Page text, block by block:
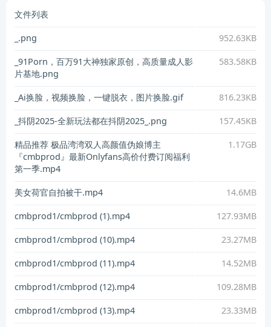
文件列表
_.png 952.63KB
_91Porn，百万91大神独家原创，高质量成人影
片基地.png
583.58KB
_Ai换脸，视频换脸，一键脱衣，图片换脸.gif 816.23KB
_抖阴2025-全新玩法都在抖阴2025_.png 157.45KB
精品推荐 极品湾湾双人高颜值伪娘博主
『cmbprod』最新Onlyfans高价付费订阅福利
第一季.mp4
1.17GB
美女荷官自拍被干.mp4 14.6MB
cmbprod1/cmbprod (1).mp4 127.93MB
cmbprod1/cmbprod (10).mp4 23.27MB
cmbprod1/cmbprod (11).mp4 14.52MB
cmbprod1/cmbprod (12).mp4 109.28MB
cmbprod1/cmbprod (13).mp4 23.33MB